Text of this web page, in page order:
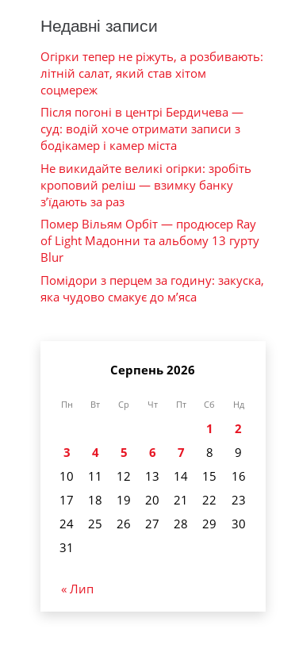
Недавні записи
Огірки тепер не ріжуть, а розбивають:
літній салат, який став хітом
соцмереж
Після погоні в центрі Бердичева —
суд: водій хоче отримати записи з
бодікамер і камер міста
Не викидайте великі огірки: зробіть
кроповий реліш — взимку банку
з’їдають за раз
Помер Вільям Орбіт — продюсер Ray
of Light Мадонни та альбому 13 гурту
Blur
Помідори з перцем за годину: закуска,
яка чудово смакує до м’яса
Серпень 2026
Пн Вт Ср Чт Пт Сб Нд
1
2
3
4 5 6 7 8
9
10
11 12 13 14 15
16
17
18 19 20 21 22
23
24
25 26 27 28 29
30
31
« Лип